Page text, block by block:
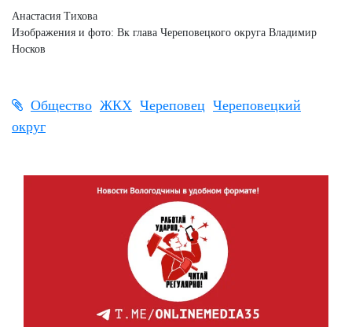
Анастасия Тихова
Изображения и фото: Вк глава Череповецкого округа Владимир
Носков
Общество ЖКХ Череповец Череповецкий
округ